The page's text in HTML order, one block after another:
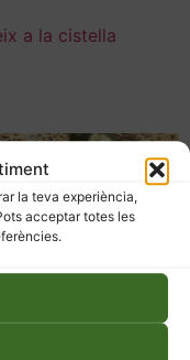
la teva experiència,
acceptar totes les
a la cistella